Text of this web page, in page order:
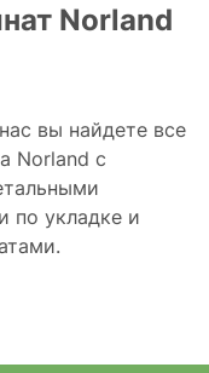
Norland
вы найдете все
Norland c
по укладке и